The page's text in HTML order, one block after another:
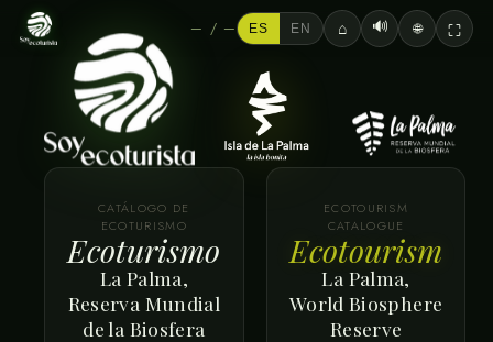
CATÁLOGO DE
ECOTURISMO
Ecoturismo
La Palma,
Reserva Mundial
de la Biosfera
ECOTOURISM
CATALOGUE
Ecotourism
La Palma,
World Biosphere
Reserve
— / — ES EN ⌂ 🔊 🌐 ⛶